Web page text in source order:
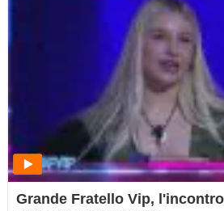
Grande Fratello Vip,